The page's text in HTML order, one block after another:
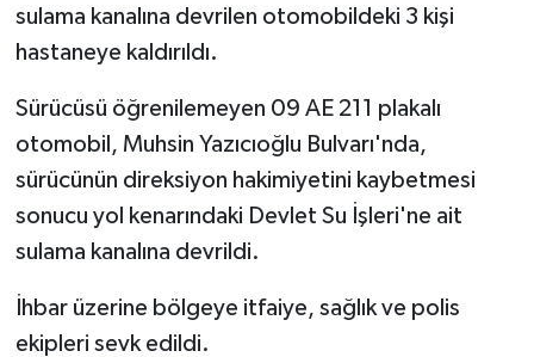
sulama kanalına devrilen otomobildeki 3 kişi
hastaneye kaldırıldı.
Sürücüsü öğrenilemeyen 09 AE 211 plakalı
otomobil, Muhsin Yazıcıoğlu Bulvarı'nda,
sürücünün direksiyon hakimiyetini kaybetmesi
sonucu yol kenarındaki Devlet Su İşleri'ne ait
sulama kanalına devrildi.
İhbar üzerine bölgeye itfaiye, sağlık ve polis
ekipleri sevk edildi.